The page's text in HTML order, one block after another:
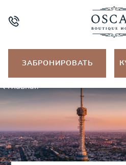
ЗАБРОНИРОВАТЬ
Главная